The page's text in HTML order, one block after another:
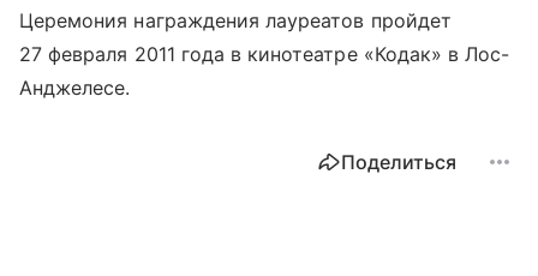
Церемония награждения лауреатов пройдет
27 февраля 2011 года в кинотеатре «Кодак» в Лос-
Анджелесе.
Поделиться